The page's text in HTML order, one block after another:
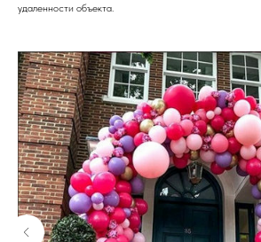
удаленности объекта.